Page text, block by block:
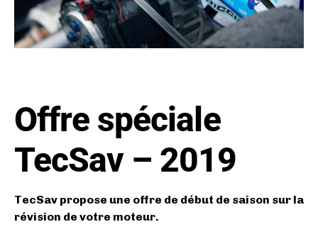
Offre spéciale
TecSav – 2019
TecSav propose une offre de début de saison sur la
révision de votre moteur.